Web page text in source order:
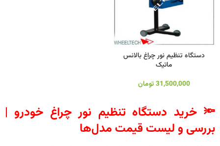
دستگاه تنظیم نور چراغ بالانس
ماتیک
31,500,000 تومان
🔦 خرید دستگاه تنظیم نور چراغ خودرو |
بررسی و لیست قیمت مدل‌ها